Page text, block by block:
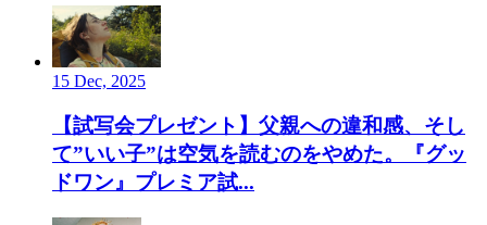
15 Dec, 2025
【試写会プレゼント】父親への違和感、そし
て”いい子”は空気を読むのをやめた。『グッ
ドワン』プレミア試...